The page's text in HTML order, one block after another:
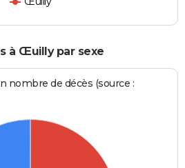
à Œuilly par sexe
nombre de décès (source :